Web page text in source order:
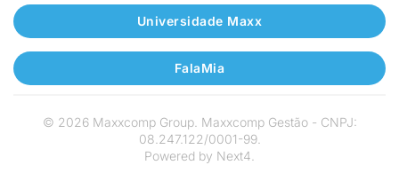
Universidade Maxx
FalaMia
© 2026Maxxcomp Group. Maxxcomp Gestão - CNPJ:
08.247.122/0001-99.
Powered by Next4